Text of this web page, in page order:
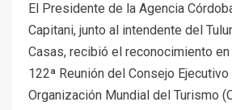
El Presidente de la Agencia
Capitani, junto al intendente del
Casas, recibió el reconocimiento
122ª Reunión del Consejo
Organización Mundial del Turismo